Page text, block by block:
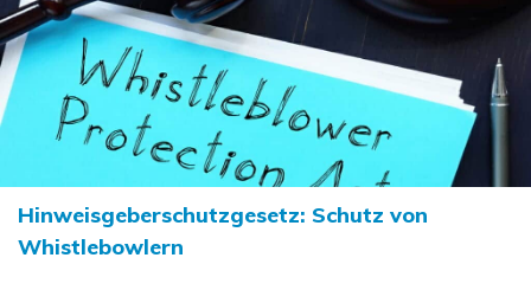
Hinweisgeberschutzgesetz: Schutz von
Whistlebowlern